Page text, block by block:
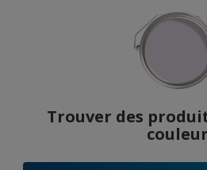
Trouver des
couleur